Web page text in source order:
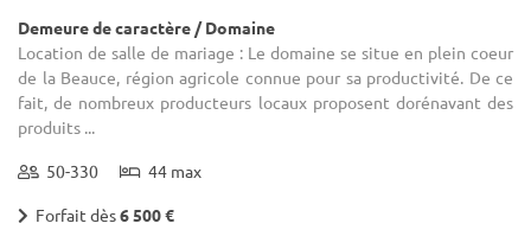
Demeure de caractère / Domaine
Location de salle de mariage : Le domaine se situe en plein coeur
de la Beauce, région agricole connue pour sa productivité. De ce
fait, de nombreux producteurs locaux proposent dorénavant des
produits ...
50-330 44 max
Forfait dès6 500 €